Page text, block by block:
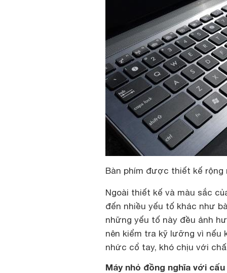
Bàn phím được thiết kế
Ngoài thiết kế và màu sắc
đến nhiều yếu tố khác như
những yếu tố này đều ảnh
nên kiểm tra kỹ lưỡng vì nếu
nhức cổ tay, khó chịu với
Máy nhỏ đồng nghĩa với cấu